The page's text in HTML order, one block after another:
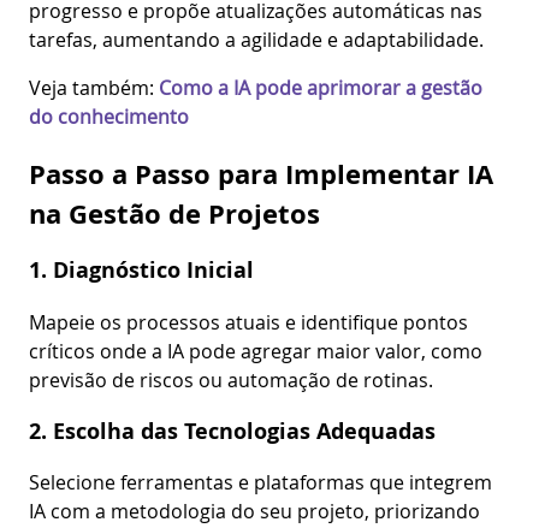
progresso e propõe atualizações automáticas nas
tarefas, aumentando a agilidade e adaptabilidade.
Veja também: Como a IA pode aprimorar a gestão
do conhecimento
Passo a Passo para Implementar IA
na Gestão de Projetos
1. Diagnóstico Inicial
Mapeie os processos atuais e identifique pontos
críticos onde a IA pode agregar maior valor, como
previsão de riscos ou automação de rotinas.
2. Escolha das Tecnologias Adequadas
Selecione ferramentas e plataformas que integrem
IA com a metodologia do seu projeto, priorizando